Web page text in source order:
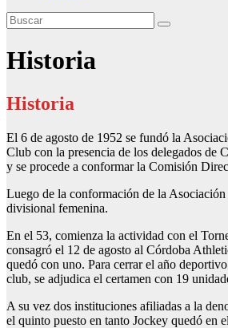
Historia
Historia
El 6 de agosto de 1952 se fundó la
Club con la presencia de los delegados
y se procede a conformar la Comisión
Luego de la conformación de la Asociación
divisional femenina.
En el 53, comienza la actividad con el
consagró el 12 de agosto al Córdoba
quedó con uno. Para cerrar el año
club, se adjudica el certamen con 19
A su vez dos instituciones afiliadas a la
el quinto puesto en tanto Jockey quedó